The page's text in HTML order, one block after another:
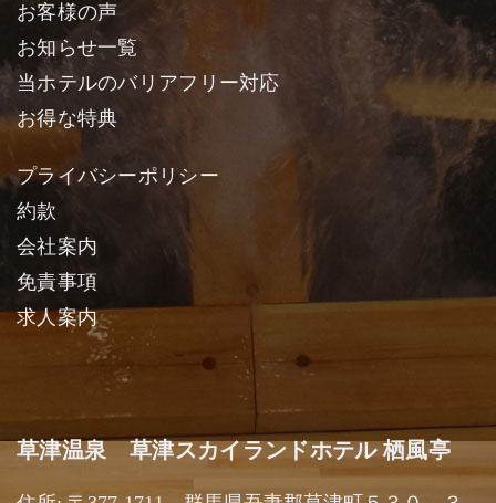
お客様の声
お知らせ一覧
当ホテルのバリアフリー対応
お得な特典
プライバシーポリシー
約款
会社案内
免責事項
求人案内
草津温泉 草津スカイランドホテル 栖風亭